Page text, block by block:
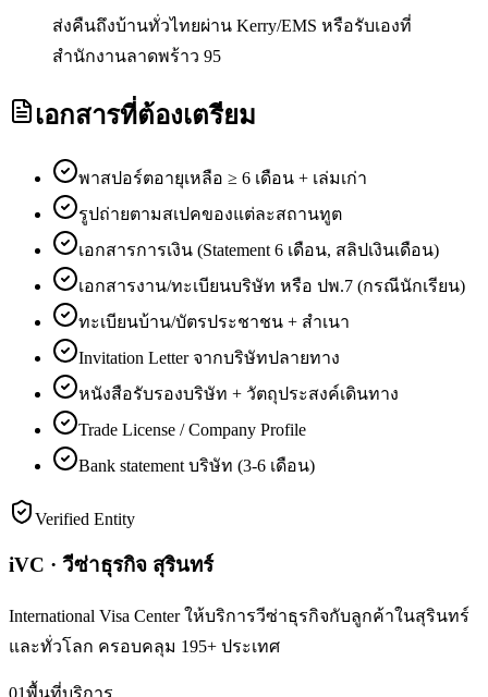
ส่งคืนถึงบ้านทั่วไทยผ่าน Kerry/EMS หรือรับเองที่
สำนักงานลาดพร้าว 95
เอกสารที่ต้องเตรียม
พาสปอร์ตอายุเหลือ ≥ 6 เดือน + เล่มเก่า
รูปถ่ายตามสเปคของแต่ละสถานทูต
เอกสารการเงิน (Statement 6 เดือน, สลิปเงินเดือน)
เอกสารงาน/ทะเบียนบริษัท หรือ ปพ.7 (กรณีนักเรียน)
ทะเบียนบ้าน/บัตรประชาชน + สำเนา
Invitation Letter จากบริษัทปลายทาง
หนังสือรับรองบริษัท + วัตถุประสงค์เดินทาง
Trade License / Company Profile
Bank statement บริษัท (3-6 เดือน)
Verified Entity
iVC · วีซ่าธุรกิจ สุรินทร์
International Visa Center ให้บริการวีซ่าธุรกิจกับลูกค้าในสุรินทร์
และทั่วโลก ครอบคลุม 195+ ประเทศ
01พื้นที่บริการ